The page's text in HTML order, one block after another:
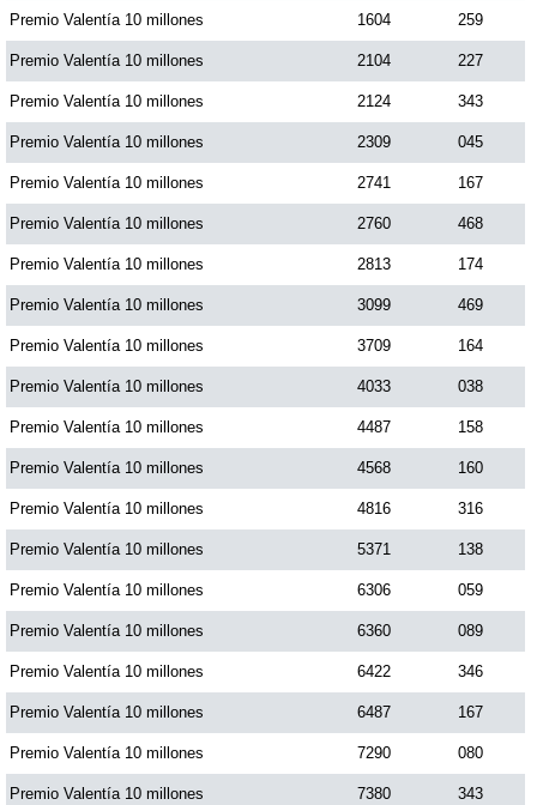
Premio Valentía 10 millones 1604 259
Premio Valentía 10 millones 2104 227
Premio Valentía 10 millones 2124 343
Premio Valentía 10 millones 2309 045
Premio Valentía 10 millones 2741 167
Premio Valentía 10 millones 2760 468
Premio Valentía 10 millones 2813 174
Premio Valentía 10 millones 3099 469
Premio Valentía 10 millones 3709 164
Premio Valentía 10 millones 4033 038
Premio Valentía 10 millones 4487 158
Premio Valentía 10 millones 4568 160
Premio Valentía 10 millones 4816 316
Premio Valentía 10 millones 5371 138
Premio Valentía 10 millones 6306 059
Premio Valentía 10 millones 6360 089
Premio Valentía 10 millones 6422 346
Premio Valentía 10 millones 6487 167
Premio Valentía 10 millones 7290 080
Premio Valentía 10 millones 7380 343